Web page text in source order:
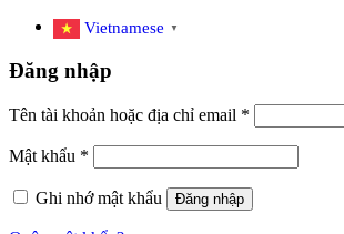
Vietnamese ▼
Đăng nhập
Tên tài khoản hoặc địa chỉ email *
Mật khẩu *
Ghi nhớ mật khẩu Đăng nhập